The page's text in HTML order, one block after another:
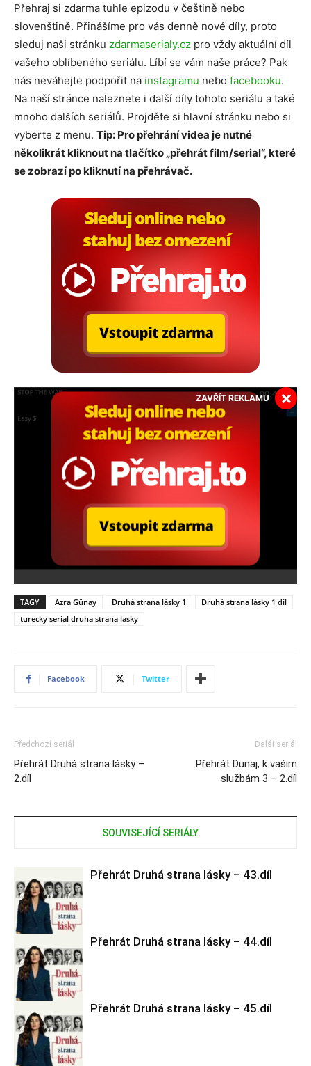
Přehraj si zdarma tuhle epizodu v češtině nebo
slovenštině. Přinášíme pro vás denně nové díly, proto
sleduj naši stránku zdarmaserialy.cz pro vždy aktuální díl
vašeho oblíbeného seriálu. Líbí se vám naše práce? Pak
nás neváhejte podpořit na instagramu nebo facebooku.
Na naší stránce naleznete i další díly tohoto seriálu a také
mnoho dalších seriálů. Projděte si hlavní stránku nebo si
vyberte z menu. Tip: Pro přehrání videa je nutné
několikrát kliknout na tlačítko „přehrát film/serial“, které
se zobrazí po kliknutí na přehrávač.
ZAVŘÍT REKLAMU ×
TAGY Azra Günay Druhá strana lásky 1
Druhá strana lásky 1 díl
turecky serial druha strana lasky
Facebook Twitter
Předchozí seriál
Přehrát Druhá strana lásky –
2.díl
Další seriál
Přehrát Dunaj, k vašim
službám 3 – 2.díl
SOUVISEJÍCÍ SERIÁLY
Druhá strana
lásky
Přehrát Druhá strana lásky – 43.díl
Druhá strana
lásky
Přehrát Druhá strana lásky – 44.díl
Přehrát Druhá strana lásky – 45.díl